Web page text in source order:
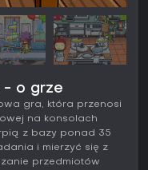
- o grze
gra, która przenosi
na konsolach
z bazy ponad 35
i mierzyć się z
przedmiotów